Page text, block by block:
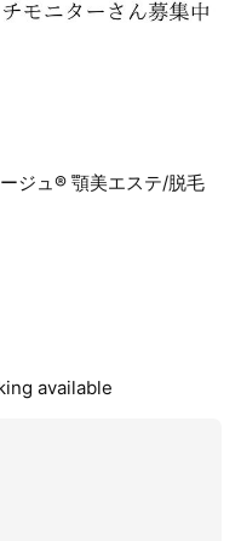
ジュ®︎ 顎美エステ/脱毛
available